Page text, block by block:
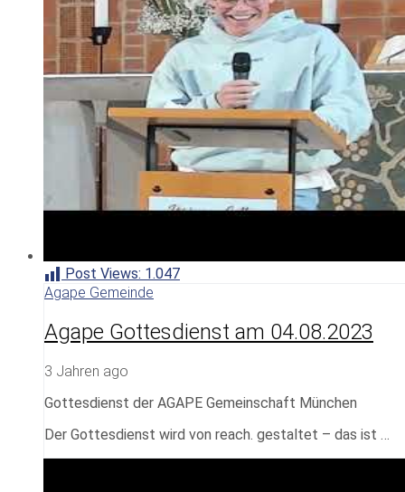
Post Views: 1.047
Agape Gemeinde
Agape Gottesdienst am 04.08.2023
3 Jahren ago
Gottesdienst der AGAPE Gemeinschaft München
Der Gottesdienst wird von reach. gestaltet – das ist …